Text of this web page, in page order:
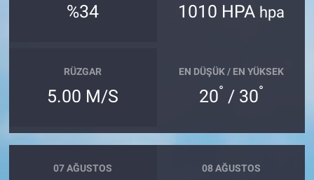
%34 1010 HPA hpa
RÜZGAR
5.00 M/S
EN DÜŞÜK / EN YÜKSEK
20° / 30°
07 AĞUSTOS 08 AĞUSTOS